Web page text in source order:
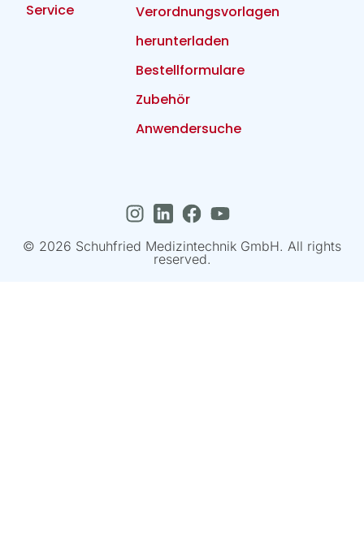
Service
Verordnungsvorlagen
herunterladen
Bestellformulare
Zubehör
Anwendersuche
© 2026 Schuhfried Medizintechnik GmbH. All rights
reserved.